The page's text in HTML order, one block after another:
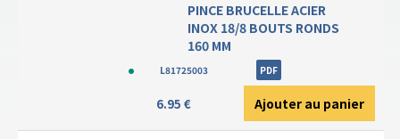
PINCE BRUCELLE ACIER
INOX 18/8 BOUTS RONDS
160 MM
L81725003 PDF
6.95 € Ajouter au panier